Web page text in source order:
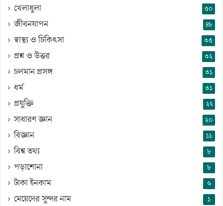
খেলাধুলা ৫০
জীবনযাপন ৪৮
স্বাস্থ্য ও চিকিৎসা ৩৫
প্রশ্ন ও উত্তর ৩২
চলমান প্রসঙ্গ ৩১
ধর্ম ৩১
প্রযুক্তি ২৭
সাধারণ জ্ঞান ২০
বিজ্ঞান ১১
বিশ্ব তথ্য ৮
পড়াশোনা ৮
টাকা ইনকাম ৬
মেয়েদের সুন্দর নাম ১